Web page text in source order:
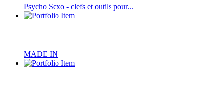
Psycho Sexo - clefs et outils pour...
MADE IN